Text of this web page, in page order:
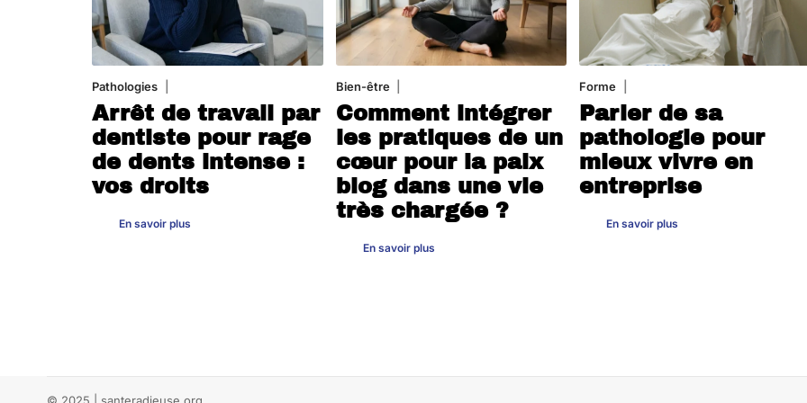
Pathologies
Arrêt de travail par
dentiste pour rage
de dents intense :
vos droits
En savoir plus
Bien-être
Comment intégrer
les pratiques de un
cœur pour la paix
blog dans une vie
très chargée ?
En savoir plus
Forme
Parler de sa
pathologie pour
mieux vivre en
entreprise
En savoir plus
© 2025 | santeradieuse.org